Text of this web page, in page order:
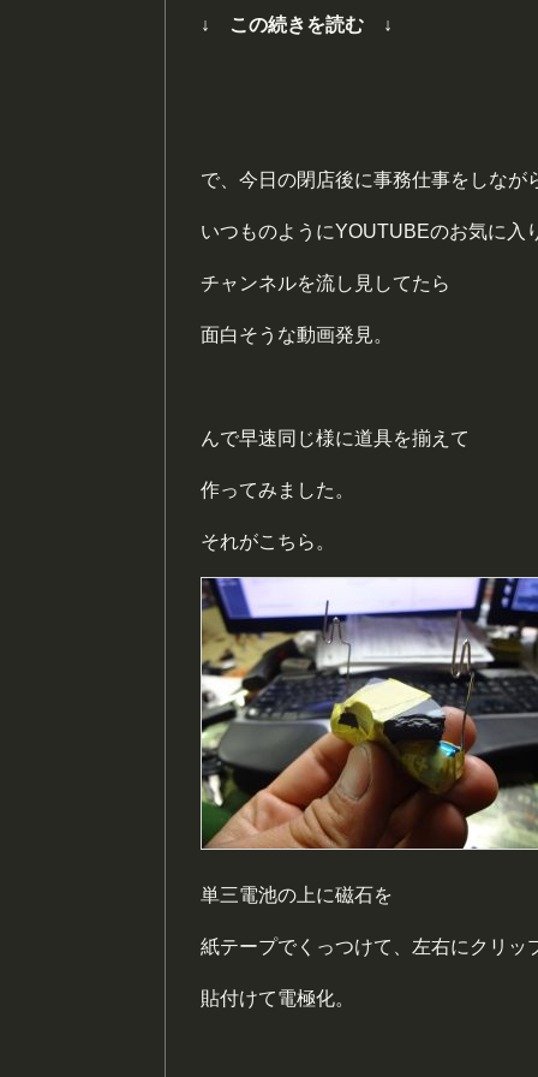
↓ この続きを読む ↓
で、今日の閉店後に事務仕事をしなが
いつものようにYOUTUBEのお気に入
チャンネルを流し見してたら
面白そうな動画発見。
んで早速同じ様に道具を揃えて
作ってみました。
それがこちら。
単三電池の上に磁石を
紙テープでくっつけて、左右にクリッ
貼付けて電極化。